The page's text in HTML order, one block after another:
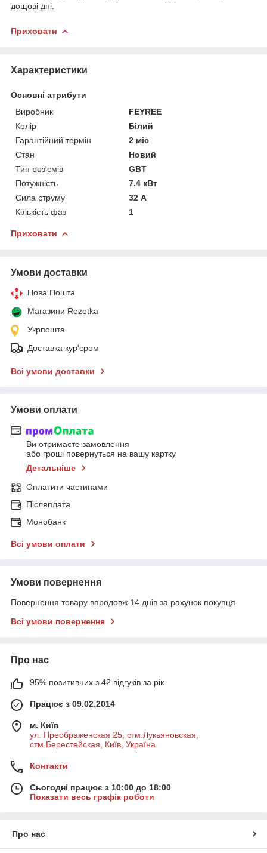
дощові дні.
Приховати
Характеристики
Основні атрибути
Виробник
FEYREE
Колір
Білий
Гарантійний термін
2 міс
Стан
Новий
Тип роз'ємів
GBT
Потужність
7.4 кВт
Сила струму
32 А
Кількість фаз
1
Приховати
Умови доставки
Нова Пошта
Магазини Rozetka
Укрпошта
Доставка кур'єром
Всі умови доставки
Умови оплати
Ви отримаєте замовлення
або гроші повернуться на вашу картку
Детальніше
Оплатити частинами
Післяплата
Монобанк
Всі умови оплати
Умови повернення
Повернення товару впродовж 14 днів за рахунок покупця
Всі умови повернення
Про нас
95% позитивних з 42 відгуків за рік
Працює з 09.02.2014
м. Київ
ул. Преображенская 25, стм.Лукьяновская,
стм.Берестейская, Київ, Україна
Контакти
Сьогодні працює з 10:00 до 18:00
Показати весь графік роботи
Про нас